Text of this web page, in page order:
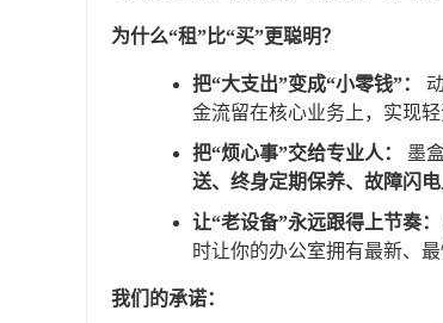
为什么“租”比“买”更聪明？
把“大支出”变成“小零钱”：
金流留在核心业务上，实现轻
把“烦心事”交给专业人：
墨
送、终身定期保养、故障闪电
让“老设备”永远跟得上节奏：
时让你的办公室拥有最新、
我们的承诺：